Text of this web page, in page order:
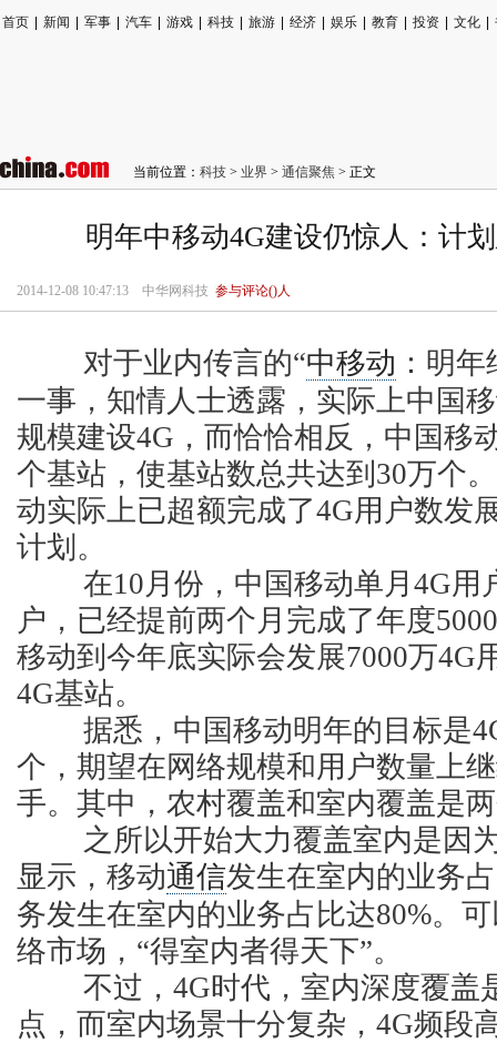
首页 新闻 军事 汽车 游戏 科技 旅游 经济 娱乐 教育 投资 文化
当前位置： 科技 > 业界 > 通信聚焦 > 正文
明年中移动4G建设仍惊人：计
2014-12-08 10:47:13 中华网科技 参与评论()人
对于业内传言的“中移动 ：明
一事，知情人士透露，实际上中国
规模建设4G，而恰恰相反，中国移
个基站，使基站数总共达到30万个
动实际上已超额完成了4G用户数发
计划。
在10月份，中国移动单月4G用
户，已经提前两个月完成了年度
移动到今年底实际会发展7000万4G
4G基站。
据悉，中国移动明年的目标是
个，期望在网络规模和用户数量上
手。其中，农村覆盖和室内覆盖是
之所以开始大力覆盖室内是因
显示，移动通信发生在室内的业务
务发生在室内的业务占比达80%。
络市场，“得室内者得天下”。
不过，4G时代，室内深度覆盖
点，而室内场景十分复杂，4G频段